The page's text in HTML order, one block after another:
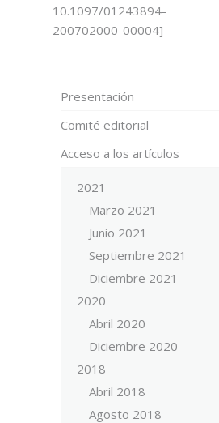
10.1097/01243894-
200702000-00004]
Presentación
Comité editorial
Acceso a los artículos
2021
Marzo 2021
Junio 2021
Septiembre 2021
Diciembre 2021
2020
Abril 2020
Diciembre 2020
2018
Abril 2018
Agosto 2018